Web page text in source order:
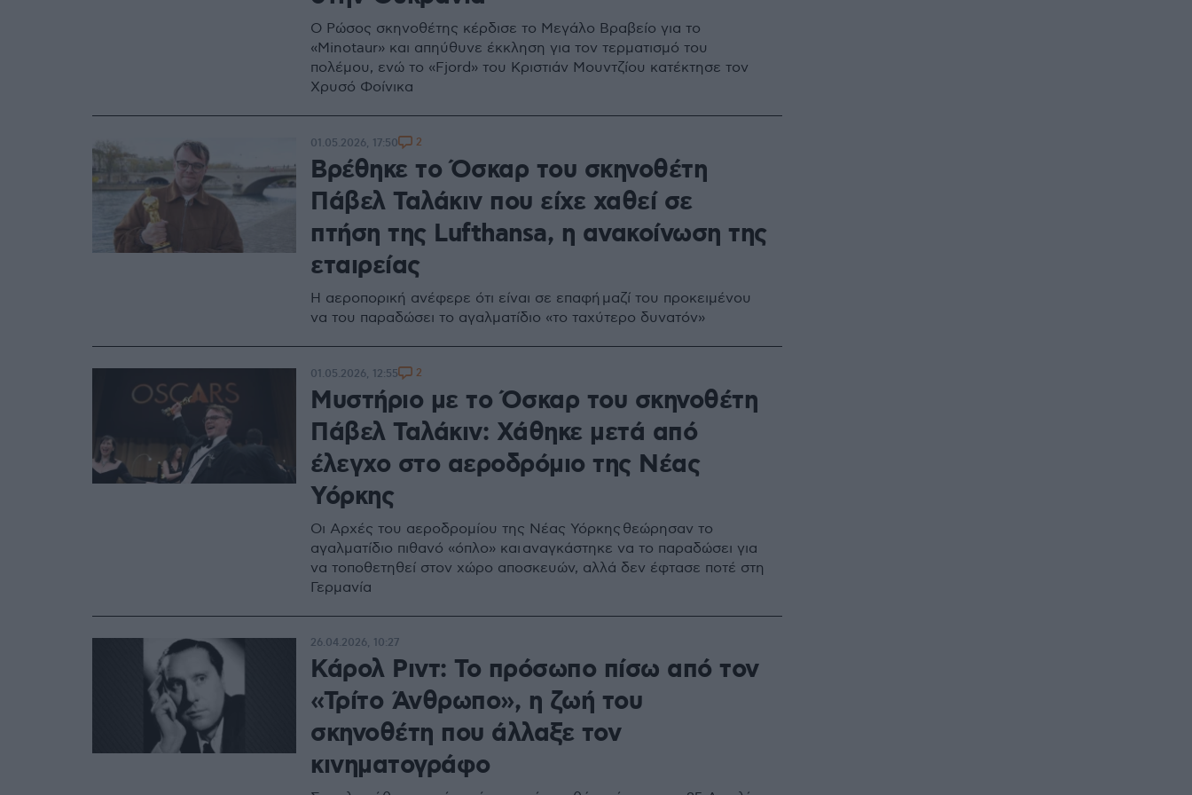
Ο Ρώσος σκηνοθέτης κέρδισε το Μεγάλο Βραβείο για το
«Minotaur» και απηύθυνε έκκληση για τον τερματισμό του
πολέμου, ενώ το «Fjord» του Κριστιάν Μουντζίου κατέκτησε τον
Χρυσό Φοίνικα
Βρέθηκε το Όσκαρ του σκηνοθέτη
Πάβελ Ταλάκιν που είχε χαθεί σε
πτήση της Lufthansa, η ανακοίνωση της
εταιρείας
Η αεροπορική ανέφερε ότι είναι σε επαφή μαζί του προκειμένου
να του παραδώσει το αγαλματίδιο «το ταχύτερο δυνατόν»
01.05.2026, 17:50 2
Μυστήριο με το Όσκαρ του σκηνοθέτη
Πάβελ Ταλάκιν: Χάθηκε μετά από
έλεγχο στο αεροδρόμιο της Νέας
Υόρκης
Οι Αρχές του αεροδρομίου της Νέας Υόρκης θεώρησαν το
αγαλματίδιο πιθανό «όπλο» και αναγκάστηκε να το παραδώσει για
να τοποθετηθεί στον χώρο αποσκευών, αλλά δεν έφτασε ποτέ στη
Γερμανία
01.05.2026, 12:55 2
Κάρολ Ριντ: Το πρόσωπο πίσω από τον
«Τρίτο Άνθρωπο», η ζωή του
σκηνοθέτη που άλλαξε τον
κινηματογράφο
26.04.2026, 10:27